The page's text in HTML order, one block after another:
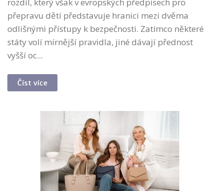
rozdíl, který však v evropských předpisech pro
přepravu dětí představuje hranici mezi dvěma
odlišnými přístupy k bezpečnosti. Zatímco některé
státy volí mírnější pravidla, jiné dávají přednost
vyšší oc...
Číst více